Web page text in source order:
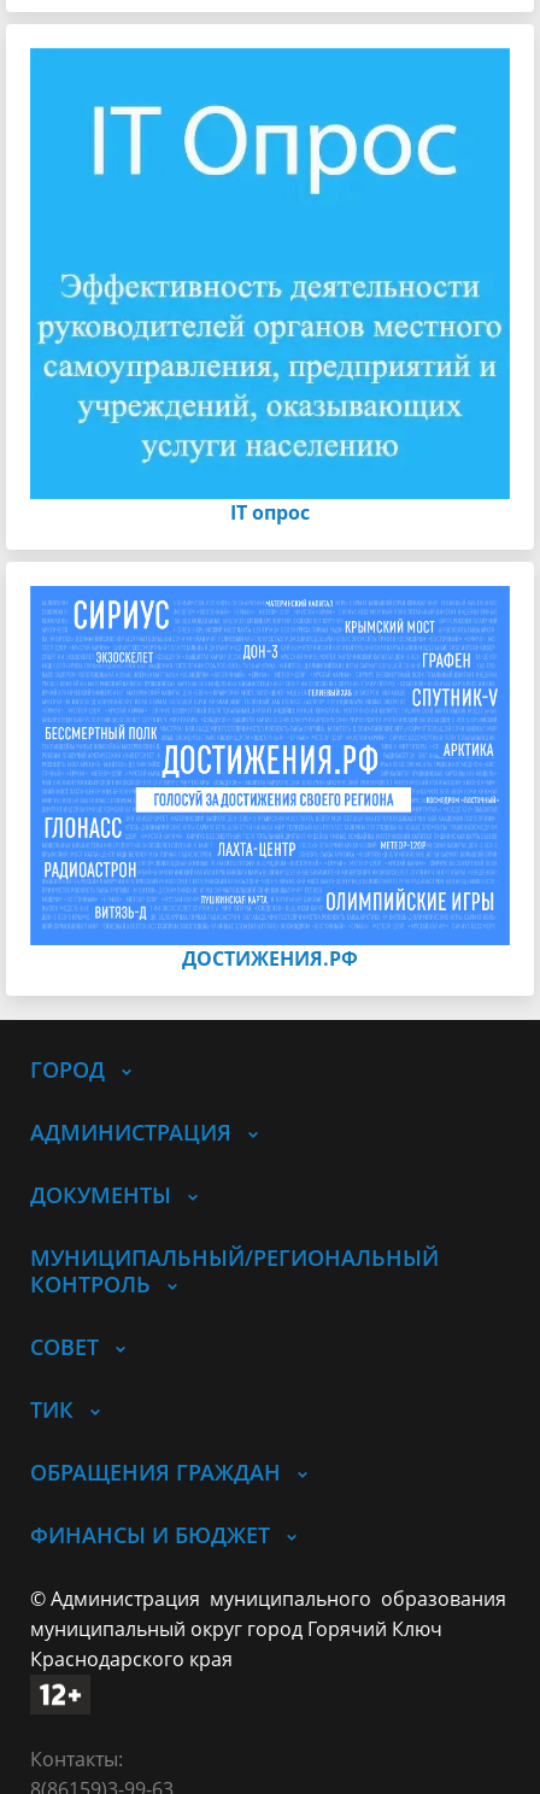
IT опрос
ДОСТИЖЕНИЯ.РФ
ГОРОД
АДМИНИСТРАЦИЯ
ДОКУМЕНТЫ
МУНИЦИПАЛЬНЫЙ/РЕГИОНАЛЬНЫЙ
КОНТРОЛЬ
СОВЕТ
ТИК
ОБРАЩЕНИЯ ГРАЖДАН
ФИНАНСЫ И БЮДЖЕТ
© Администрация муниципального образования
муниципальный округ город Горячий Ключ
Краснодарского края
Контакты: